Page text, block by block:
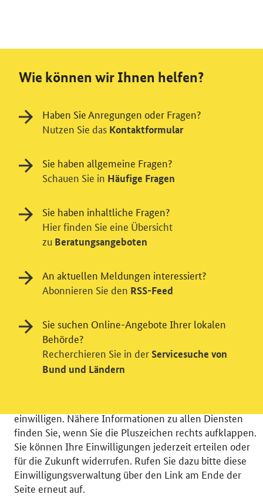
© 2026 Bundesministerium für Wirtschaft und Energie
RSS
Benutzerhinweise
Einwilligung in Tracking und / oder
Wir bitten Sie an dieser Stelle um Ihre Einwilligung für
verschiedene Zusatzdienste unserer Webseite: Wir
möchten die Nutzeraktivität mit Hilfe
datenschutzfreundlicher Statistiken verstehen, um
einwilligen. Nähere Informationen zu allen Diensten
finden Sie, wenn Sie die Pluszeichen rechts aufklappen.
Sie können Ihre Einwilligungen jederzeit erteilen oder
für die Zukunft widerrufen. Rufen Sie dazu bitte diese
Einwilligungsverwaltung über den Link am Ende der
Seite erneut auf.
Wie können wir Ihnen helfen?
Haben Sie Anregungen oder Fragen?
Nutzen Sie das Kontaktformular
Sie haben allgemeine Fragen?
Schauen Sie in Häufige Fragen
Sie haben inhaltliche Fragen?
Hier finden Sie eine Übersicht
zu Beratungsangeboten
An aktuellen Meldungen interessiert?
Abonnieren Sie den RSS-Feed
Sie suchen Online-Angebote Ihrer lokalen
Behörde?
Recherchieren Sie in der Servicesuche von
Bund und Ländern